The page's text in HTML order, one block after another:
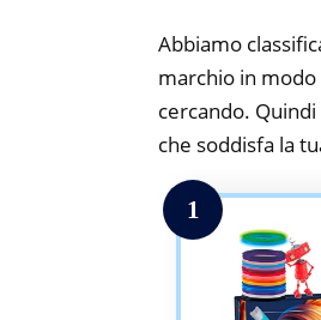
Abbiamo
marchio in
cercando.
che soddisfa la
1